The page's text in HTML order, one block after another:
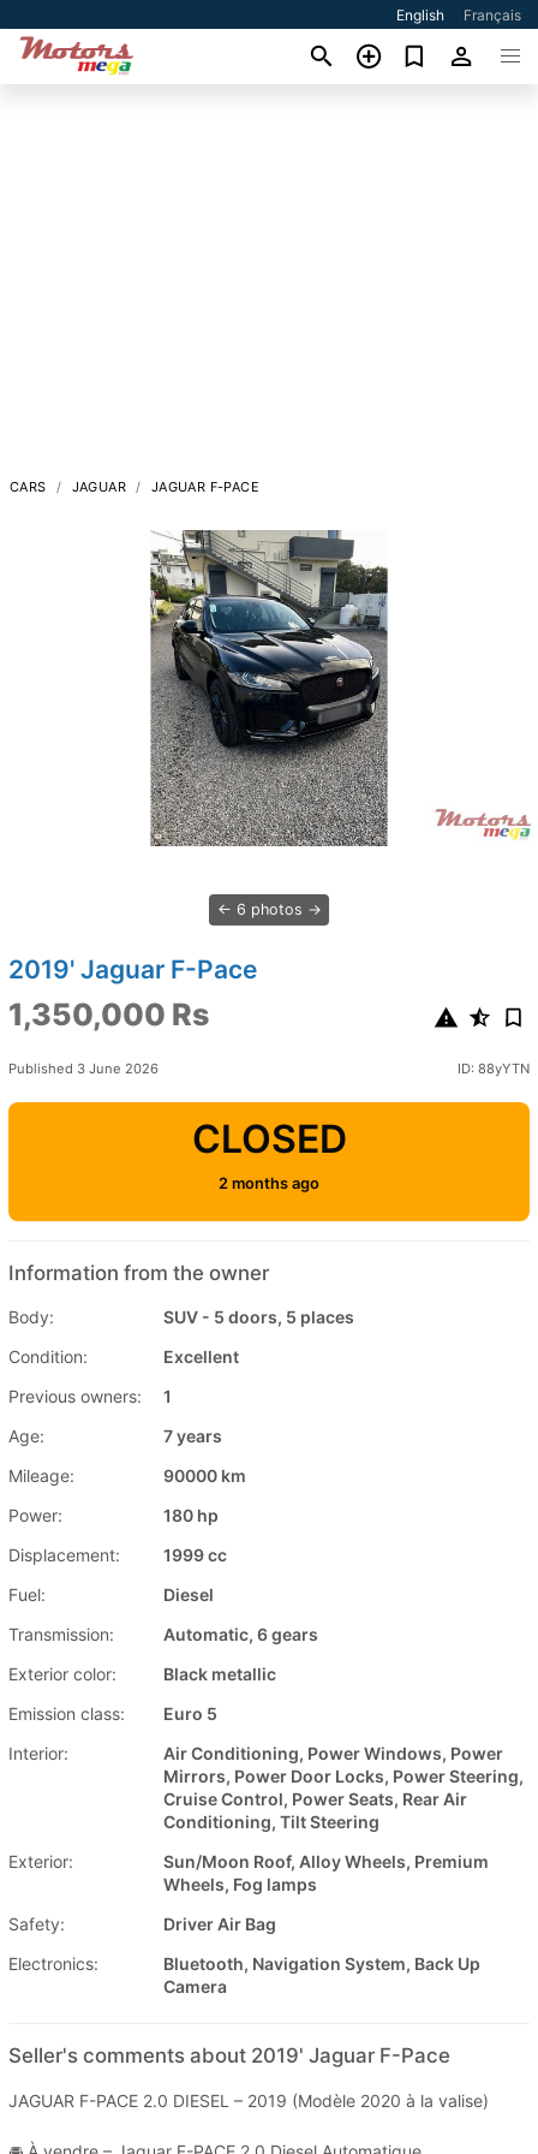
English Français
CARS JAGUAR JAGUAR F-PACE
6 photos
2019' Jaguar F-Pace
1,350,000 Rs
Published 3 June 2026 ID: 88yYTN
CLOSED
2 months ago
Information from the owner
Body:
SUV - 5 doors, 5 places
Condition:
Excellent
Previous owners:
1
Age:
7 years
Mileage:
90000 km
Power:
180 hp
Displacement:
1999 cc
Fuel:
Diesel
Transmission:
Automatic, 6 gears
Exterior color:
Black metallic
Emission class:
Euro 5
Interior:
Air Conditioning, Power Windows, Power
Mirrors, Power Door Locks, Power Steering,
Cruise Control, Power Seats, Rear Air
Conditioning, Tilt Steering
Exterior:
Sun/Moon Roof, Alloy Wheels, Premium
Wheels, Fog lamps
Safety:
Driver Air Bag
Electronics:
Bluetooth, Navigation System, Back Up
Camera
Seller's comments about 2019' Jaguar F-Pace
JAGUAR F-PACE 2.0 DIESEL – 2019 (Modèle 2020 à la valise)